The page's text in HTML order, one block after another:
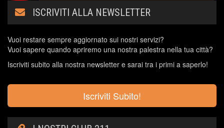
ISCRIVITI ALLA NEWSLETTER
Vuoi restare sempre aggiornato sui nostri servizi?
Vuoi sapere quando apriremo una nostra palestra nella tua città?
Iscriviti subito alla nostra newsletter e sarai tra i primi a saperlo!
Iscriviti Subito!